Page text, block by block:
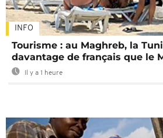
INFO
Tourisme : au Maghreb, la
davantage de français que le
Il y a 1 heure